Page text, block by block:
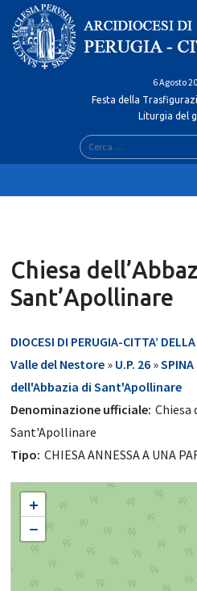
Skip
content
6 Agosto
Festa della
Liturgia del
Ricerca
per:
Chiesa
Sant’Apollinare
DIOCESI DI PERUGIA-CITTA’
Valle del Nestore » U.P. 26 »SPINA
dell'Abbazia di Sant'Apollinare
Denominazione ufficiale: Chiesa
Sant'Apollinare
Tipo: CHIESA ANNESSA A UNA
Chiesa dell'Abbazia di Sant'Apollinare
+
−